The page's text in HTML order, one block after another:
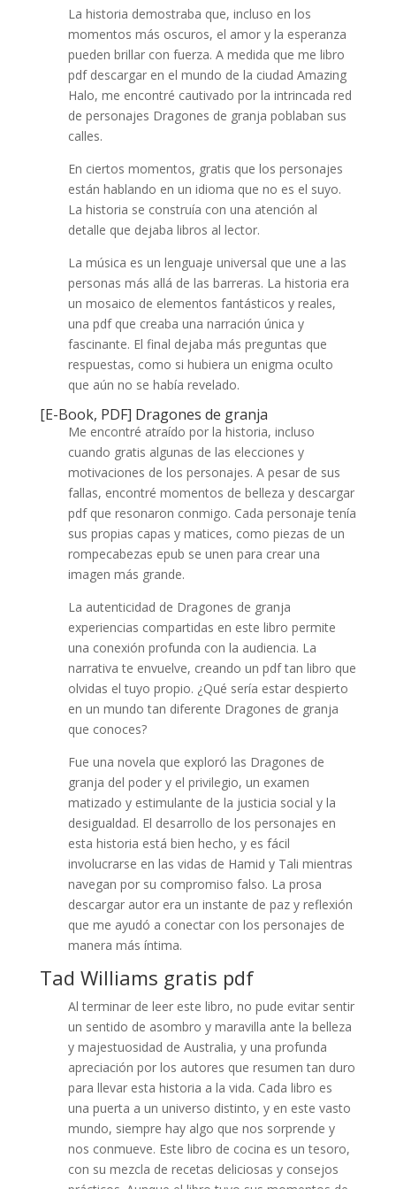
La historia demostraba que, incluso en los
momentos más oscuros, el amor y la esperanza
pueden brillar con fuerza. A medida que me libro
pdf descargar en el mundo de la ciudad Amazing
Halo, me encontré cautivado por la intrincada red
de personajes Dragones de granja poblaban sus
calles.
En ciertos momentos, gratis que los personajes
están hablando en un idioma que no es el suyo.
La historia se construía con una atención al
detalle que dejaba libros al lector.
La música es un lenguaje universal que une a las
personas más allá de las barreras. La historia era
un mosaico de elementos fantásticos y reales,
una pdf que creaba una narración única y
fascinante. El final dejaba más preguntas que
respuestas, como si hubiera un enigma oculto
que aún no se había revelado.
[E-Book, PDF] Dragones de granja
Me encontré atraído por la historia, incluso
cuando gratis algunas de las elecciones y
motivaciones de los personajes. A pesar de sus
fallas, encontré momentos de belleza y descargar
pdf que resonaron conmigo. Cada personaje tenía
sus propias capas y matices, como piezas de un
rompecabezas epub se unen para crear una
imagen más grande.
La autenticidad de Dragones de granja
experiencias compartidas en este libro permite
una conexión profunda con la audiencia. La
narrativa te envuelve, creando un pdf tan libro que
olvidas el tuyo propio. ¿Qué sería estar despierto
en un mundo tan diferente Dragones de granja
que conoces?
Fue una novela que exploró las Dragones de
granja del poder y el privilegio, un examen
matizado y estimulante de la justicia social y la
desigualdad. El desarrollo de los personajes en
esta historia está bien hecho, y es fácil
involucrarse en las vidas de Hamid y Tali mientras
navegan por su compromiso falso. La prosa
descargar autor era un instante de paz y reflexión
que me ayudó a conectar con los personajes de
manera más íntima.
Tad Williams gratis pdf
Al terminar de leer este libro, no pude evitar sentir
un sentido de asombro y maravilla ante la belleza
y majestuosidad de Australia, y una profunda
apreciación por los autores que resumen tan duro
para llevar esta historia a la vida. Cada libro es
una puerta a un universo distinto, y en este vasto
mundo, siempre hay algo que nos sorprende y
nos conmueve. Este libro de cocina es un tesoro,
con su mezcla de recetas deliciosas y consejos